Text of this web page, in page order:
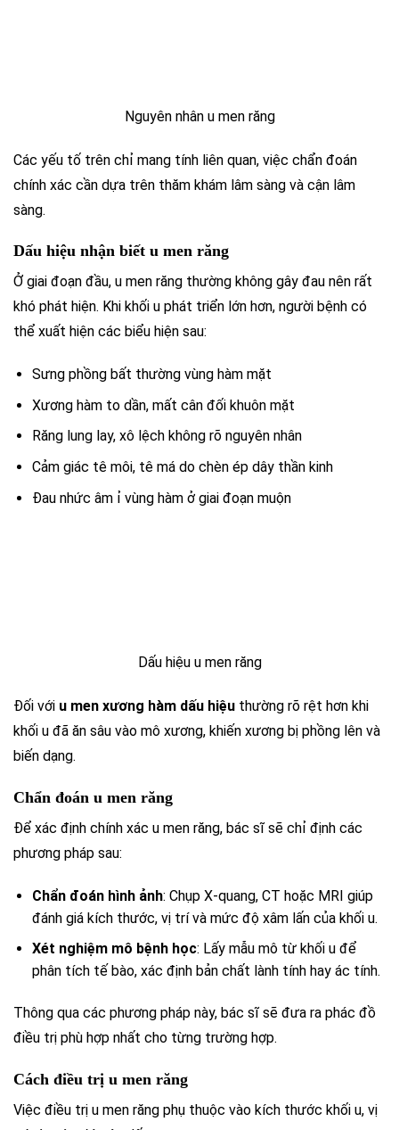
Nguyên nhân u men răng
Các yếu tố trên chỉ mang tính liên quan, việc chẩn đoán
chính xác cần dựa trên thăm khám lâm sàng và cận lâm
sàng.
Dấu hiệu nhận biết u men răng
Ở giai đoạn đầu, u men răng thường không gây đau nên rất
khó phát hiện. Khi khối u phát triển lớn hơn, người bệnh có
thể xuất hiện các biểu hiện sau:
Sưng phồng bất thường vùng hàm mặt
Xương hàm to dần, mất cân đối khuôn mặt
Răng lung lay, xô lệch không rõ nguyên nhân
Cảm giác tê môi, tê má do chèn ép dây thần kinh
Đau nhức âm ỉ vùng hàm ở giai đoạn muộn
Dấu hiệu u men răng
Đối với u men xương hàm dấu hiệu thường rõ rệt hơn khi
khối u đã ăn sâu vào mô xương, khiến xương bị phồng lên và
biến dạng.
Chẩn đoán u men răng
Để xác định chính xác u men răng, bác sĩ sẽ chỉ định các
phương pháp sau:
Chẩn đoán hình ảnh: Chụp X-quang, CT hoặc MRI giúp
đánh giá kích thước, vị trí và mức độ xâm lấn của khối u.
Xét nghiệm mô bệnh học: Lấy mẫu mô từ khối u để
phân tích tế bào, xác định bản chất lành tính hay ác tính.
Thông qua các phương pháp này, bác sĩ sẽ đưa ra phác đồ
điều trị phù hợp nhất cho từng trường hợp.
Cách điều trị u men răng
Việc điều trị u men răng phụ thuộc vào kích thước khối u, vị